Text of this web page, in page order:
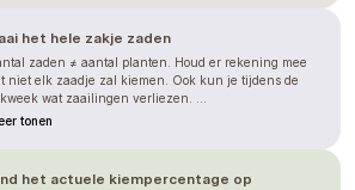
het hele zakje zaden
zaden ≠ aantal planten. Houd er rekening mee
niet elk zaadje zal kiemen. Ook kun je tijdens de
wat zaailingen verliezen. ...
tonen
het actuele kiempercentage op